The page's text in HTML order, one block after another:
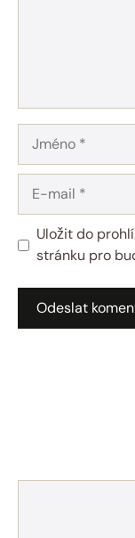
Jméno
mail
Uložit do
stránku pro